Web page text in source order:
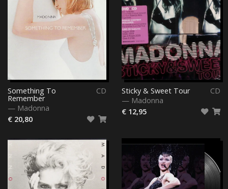
CD
Something To
Remember
— Madonna
€ 20,80
CD
Sticky & Sweet Tour
— Madonna
€ 12,95